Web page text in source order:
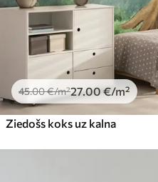
45.00€/m²27.00 €/m²
Ziedošs koks uz kalna